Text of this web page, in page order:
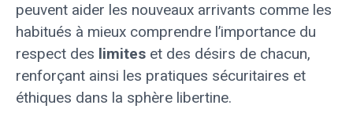
peuvent aider les nouveaux arrivants comme les
habitués à mieux comprendre l’importance du
respect des limites et des désirs de chacun,
renforçant ainsi les pratiques sécuritaires et
éthiques dans la sphère libertine.